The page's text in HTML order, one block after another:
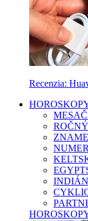
Recenzia:
ROČNÝ